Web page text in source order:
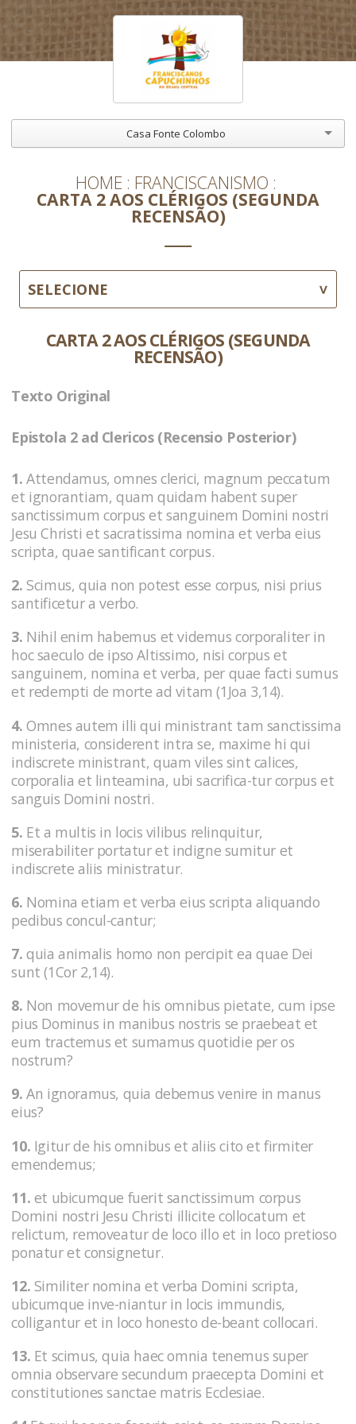
Casa Fonte Colombo
HOME FRANCISCANISMO
CARTA 2 AOS CLÉRIGOS (SEGUNDA
RECENSÃO)
SELECIONE
CARTA 2 AOS CLÉRIGOS (SEGUNDA
RECENSÃO)
Texto Original
Epistola 2 ad Clericos (Recensio Posterior)
1. Attendamus, omnes clerici, magnum peccatum
et ignorantiam, quam quidam habent super
sanctissimum corpus et sanguinem Domini nostri
Jesu Christi et sacratissima nomina et verba eius
scripta, quae santificant corpus.
2. Scimus, quia non potest esse corpus, nisi prius
santificetur a verbo.
3. Nihil enim habemus et videmus corporaliter in
hoc saeculo de ipso Altissimo, nisi corpus et
sanguinem, nomina et verba, per quae facti sumus
et redempti de morte ad vitam (1Joa 3,14).
4. Omnes autem illi qui ministrant tam sanctissima
ministeria, considerent intra se, maxime hi qui
indiscrete ministrant, quam viles sint calices,
corporalia et linteamina, ubi sacrifica-tur corpus et
sanguis Domini nostri.
5. Et a multis in locis vilibus relinquitur,
miserabiliter portatur et indigne sumitur et
indiscrete aliis ministratur.
6. Nomina etiam et verba eius scripta aliquando
pedibus concul-cantur;
7. quia animalis homo non percipit ea quae Dei
sunt (1Cor 2,14).
8. Non movemur de his omnibus pietate, cum ipse
pius Dominus in manibus nostris se praebeat et
eum tractemus et sumamus quotidie per os
nostrum?
9. An ignoramus, quia debemus venire in manus
eius?
10. Igitur de his omnibus et aliis cito et firmiter
emendemus;
11. et ubicumque fuerit sanctissimum corpus
Domini nostri Jesu Christi illicite collocatum et
relictum, removeatur de loco illo et in loco pretioso
ponatur et consignetur.
12. Similiter nomina et verba Domini scripta,
ubicumque inve-niantur in locis immundis,
colligantur et in loco honesto de-beant collocari.
13. Et scimus, quia haec omnia tenemus super
omnia observare secundum praecepta Domini et
constitutiones sanctae matris Ecclesiae.